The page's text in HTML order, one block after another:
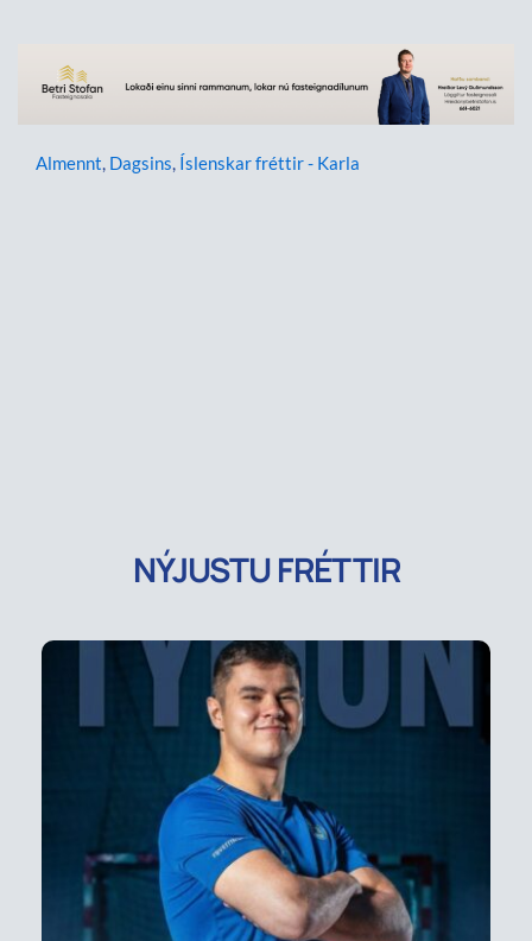
Almennt, Dagsins, Íslenskar fréttir - Karla
NÝJUSTU FRÉTTIR